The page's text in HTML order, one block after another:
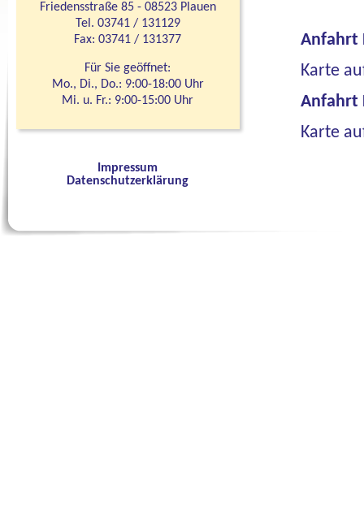
Friedensstraße 85 - 08523 Plauen
Tel. 03741 / 131129
Fax: 03741 / 131377
Für Sie geöffnet:
Mo., Di., Do.: 9:00-18:00 Uhr
Mi. u. Fr.: 9:00-15:00 Uhr
Impressum
Datenschutzerklärung
Anfahrt
Karte
Anfahrt
Karte